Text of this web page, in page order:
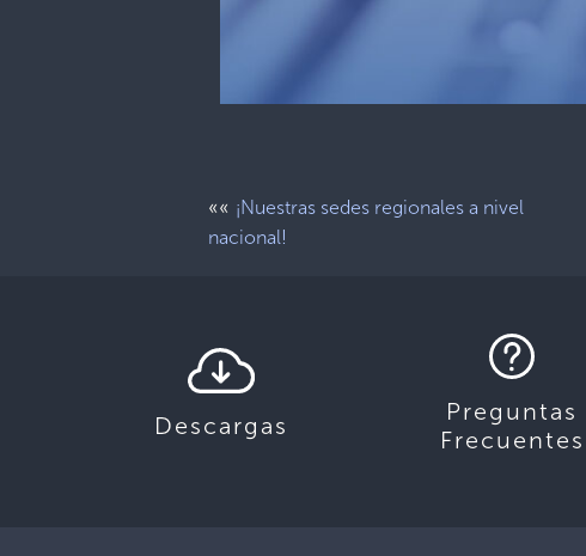
«« ¡Nuestras sedes regionales a nivel
nacional!
Descargas
Preguntas
Frecuentes